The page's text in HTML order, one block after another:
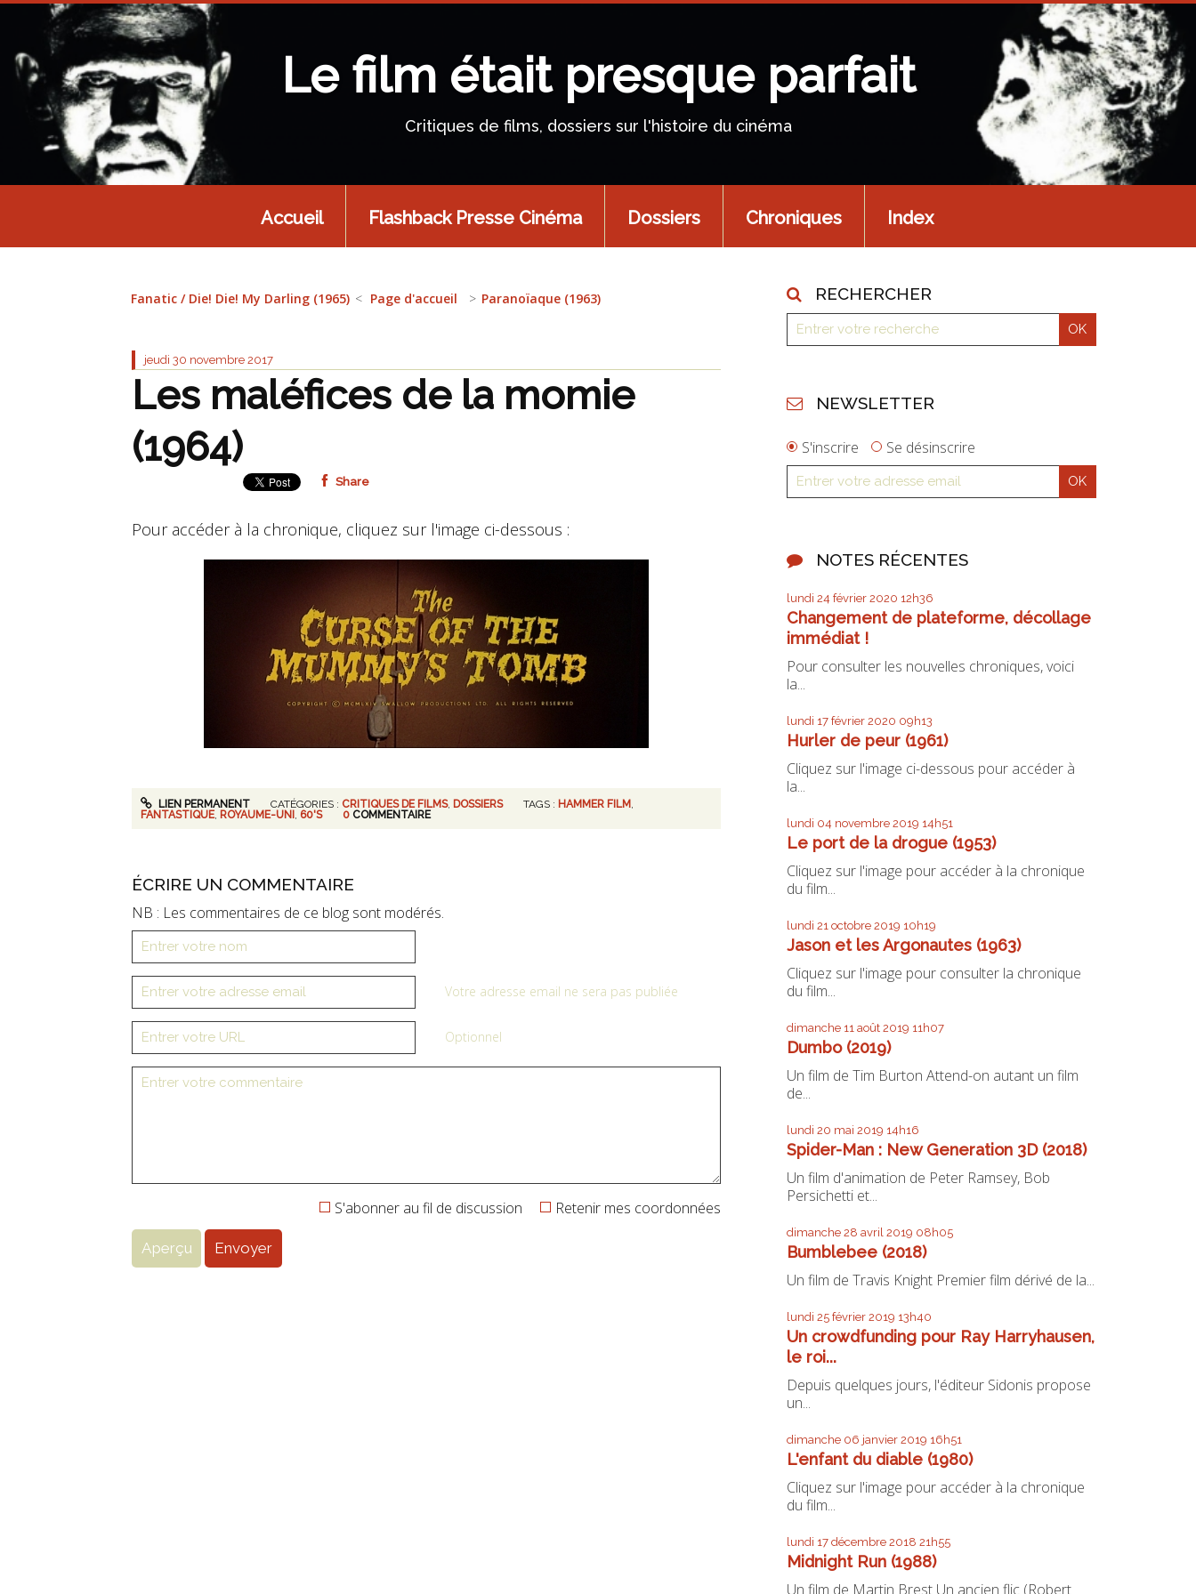
Le film était presque parfait
Critiques de films, dossiers sur l'histoire du cinéma
Accueil Flashback Presse Cinéma Dossiers Chroniques Index
Fanatic / Die! Die! My Darling (1965) Page d'accueil Paranoïaque (1963)
jeudi 30 novembre 2017
Les maléfices de la momie
(1964)
Share
Pour accéder à la chronique, cliquez sur l'image ci-dessous :
LIEN PERMANENT CATÉGORIES : CRITIQUES DE FILMS, DOSSIERS TAGS : HAMMER FILM ,
FANTASTIQUE, ROYAUME-UNI , 60'S 0 COMMENTAIRE
ÉCRIRE UN COMMENTAIRE
NB : Les commentaires de ce blog sont modérés.
Votre adresse email ne sera pas publiée
Optionnel
Retenir mes coordonnées
S'abonner au fil de discussion
RECHERCHER
NEWSLETTER
S'inscrire Se désinscrire
NOTES RÉCENTES
lundi 24 février 2020 12h36
Changement de plateforme, décollage
immédiat !
Pour consulter les nouvelles chroniques, voici
la...
lundi 17 février 2020 09h13
Hurler de peur (1961)
Cliquez sur l'image ci-dessous pour accéder à
la...
lundi 04 novembre 2019 14h51
Le port de la drogue (1953)
Cliquez sur l'image pour accéder à la chronique
du film...
lundi 21 octobre 2019 10h19
Jason et les Argonautes (1963)
Cliquez sur l'image pour consulter la chronique
du film...
dimanche 11 août 2019 11h07
Dumbo (2019)
Un film de Tim Burton Attend-on autant un film
de...
lundi 20 mai 2019 14h16
Spider-Man : New Generation 3D (2018)
Un film d'animation de Peter Ramsey, Bob
Persichetti et...
dimanche 28 avril 2019 08h05
Bumblebee (2018)
Un film de Travis Knight Premier film dérivé de la...
lundi 25 février 2019 13h40
Un crowdfunding pour Ray Harryhausen,
le roi...
Depuis quelques jours, l'éditeur Sidonis propose
un...
dimanche 06 janvier 2019 16h51
L'enfant du diable (1980)
Cliquez sur l'image pour accéder à la chronique
du film...
lundi 17 décembre 2018 21h55
Midnight Run (1988)
Un film de Martin Brest Un ancien flic (Robert